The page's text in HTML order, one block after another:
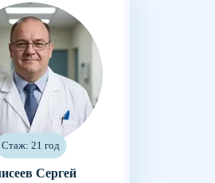
Стаж: 21 год
Сергей